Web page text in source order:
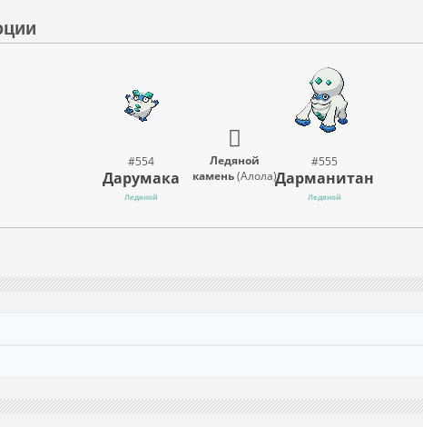
#554
Дарумака
Ледяной
Ледяной
камень(Алола)
#555
Дарманитан
Ледяной